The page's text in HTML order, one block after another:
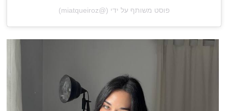
פוסט משותף על ידי (@‏‎miatqueiroz‎‏)